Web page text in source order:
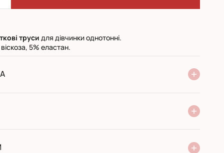
труси для дівчинки однотонні.
5% еластан.
переказ